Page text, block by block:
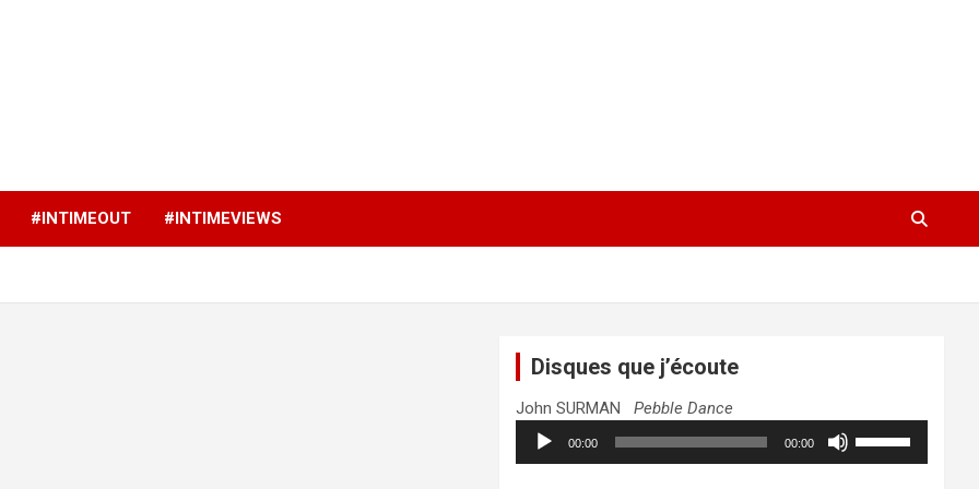
#INTIMEOUT #INTIMEVIEWS
Disques que j’écoute
John SURMANPebble Dance
Lecteur
audio
00:00 00:00